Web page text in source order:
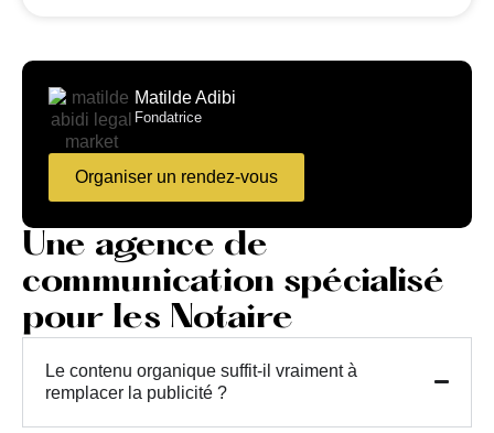
Une agence de
communication spécialisé
pour les Notaire
Le contenu organique suffit-il vraiment à
remplacer la publicité ?
Matilde Adibi
Fondatrice
Organiser un rendez-vous